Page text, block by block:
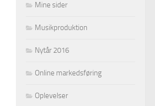
Mine sider
Musikproduktion
Nytår 2016
Online markedsføring
Oplevelser